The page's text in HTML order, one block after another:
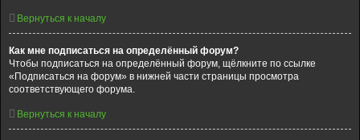
Вернуться к началу
Как мне подписаться на определённый форум?
Чтобы подписаться на определённый форум, щёлкните по ссылке
«Подписаться на форум» в нижней части страницы просмотра
соответствующего форума.
Вернуться к началу